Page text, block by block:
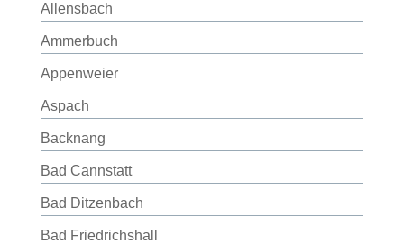
Allensbach
Ammerbuch
Appenweier
Aspach
Backnang
Bad Cannstatt
Bad Ditzenbach
Bad Friedrichshall